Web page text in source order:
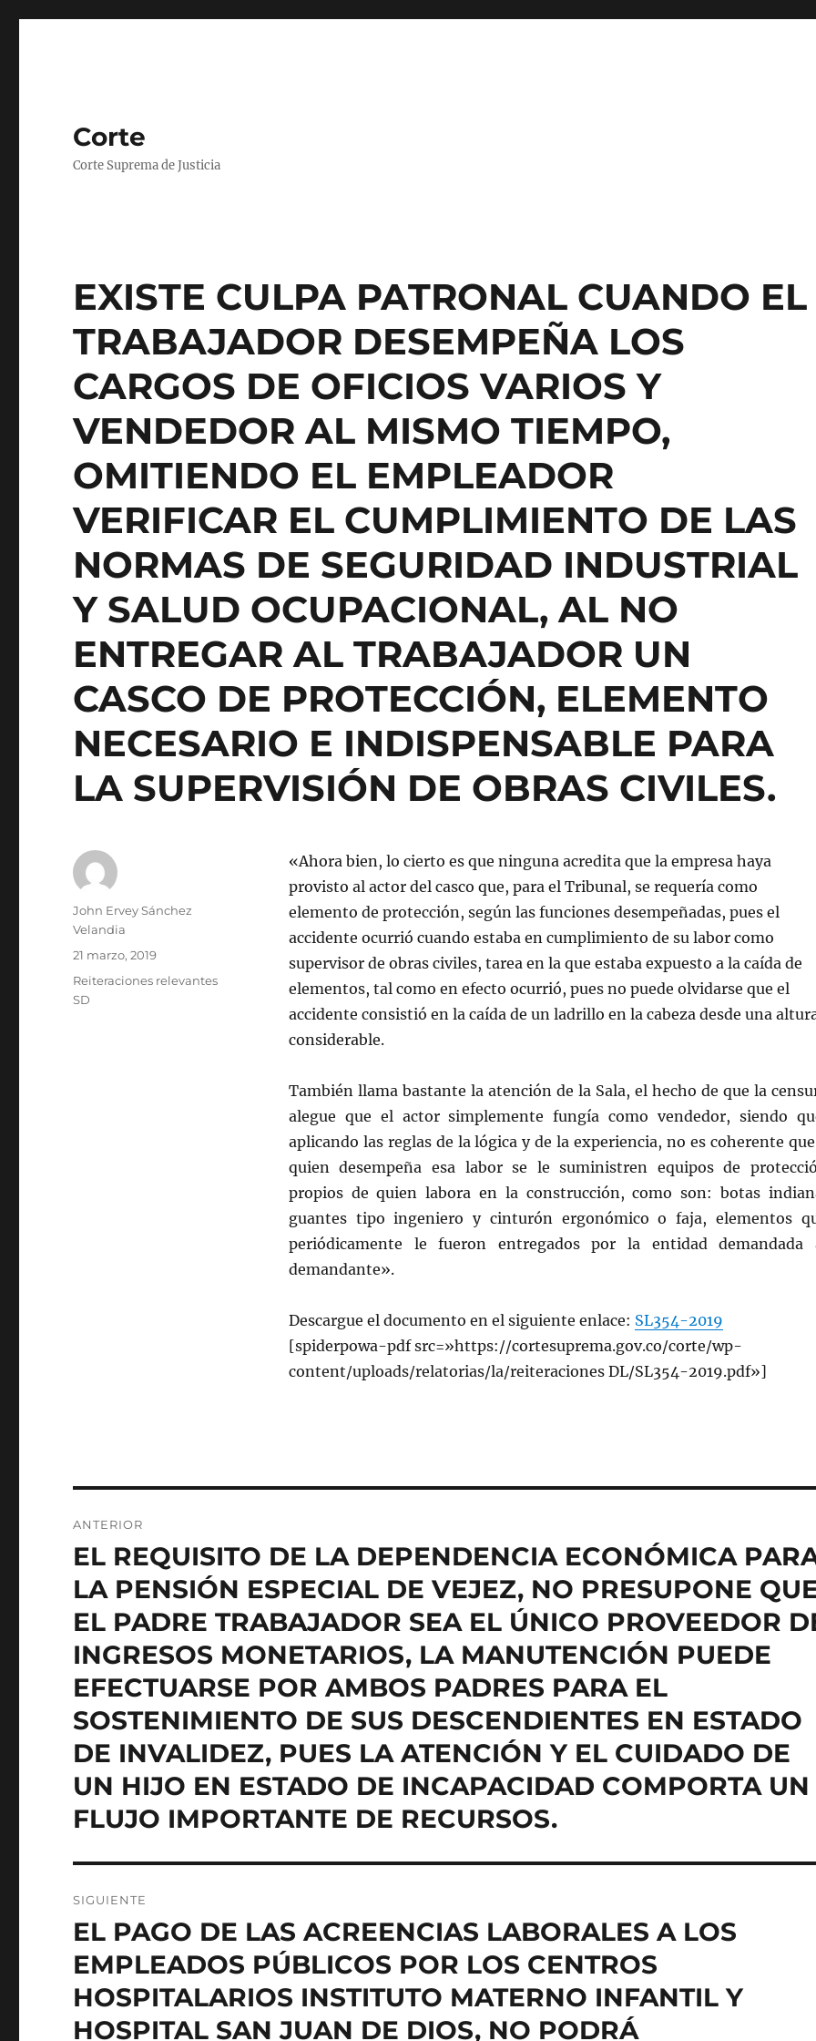
Corte
Corte Suprema de Justicia
EXISTE CULPA PATRONAL CUANDO EL
TRABAJADOR DESEMPEÑA LOS
CARGOS DE OFICIOS VARIOS Y
VENDEDOR AL MISMO TIEMPO,
OMITIENDO EL EMPLEADOR
VERIFICAR EL CUMPLIMIENTO DE LAS
NORMAS DE SEGURIDAD INDUSTRIAL
Y SALUD OCUPACIONAL, AL NO
ENTREGAR AL TRABAJADOR UN
CASCO DE PROTECCIÓN, ELEMENTO
NECESARIO E INDISPENSABLE PARA
LA SUPERVISIÓN DE OBRAS CIVILES.
«Ahora bien, lo cierto es que ninguna acredita que la empresa haya
provisto al actor del casco que, para el Tribunal, se requería como
elemento de protección, según las funciones desempeñadas, pues el
accidente ocurrió cuando estaba en cumplimiento de su labor como
supervisor de obras civiles, tarea en la que estaba expuesto a la caída de
elementos, tal como en efecto ocurrió, pues no puede olvidarse que el
accidente consistió en la caída de un ladrillo en la cabeza desde una
considerable.
También llama bastante la atención de la Sala, el hecho de que la
alegue que el actor simplemente fungía como vendedor, siendo
aplicando las reglas de la lógica y de la experiencia, no es coherente
quien desempeña esa labor se le suministren equipos de
propios de quien labora en la construcción, como son: botas
guantes tipo ingeniero y cinturón ergonómico o faja, elementos
periódicamente le fueron entregados por la entidad demandada
demandante».
Descargue el documento en el siguiente enlace: SL354-2019
[spiderpowa-pdf src=»https://cortesuprema.gov.co/corte/wp-
content/uploads/relatorias/la/reiteraciones DL/SL354-2019.pdf»]
Autor
John Ervey Sánchez
Velandia
Publicado
21 marzo, 2019
Categorías
Reiteraciones relevantes
SD
de
entradas
ANTERIOR
Entrada
anterior:
EL REQUISITO DE LA DEPENDENCIA ECONÓMICA
LA PENSIÓN ESPECIAL DE VEJEZ, NO PRESUPONE
EL PADRE TRABAJADOR SEA EL ÚNICO PROVEEDOR
INGRESOS MONETARIOS, LA MANUTENCIÓN PUEDE
EFECTUARSE POR AMBOS PADRES PARA EL
SOSTENIMIENTO DE SUS DESCENDIENTES EN ESTADO
DE INVALIDEZ, PUES LA ATENCIÓN Y EL CUIDADO DE
UN HIJO EN ESTADO DE INCAPACIDAD COMPORTA UN
FLUJO IMPORTANTE DE RECURSOS.
SIGUIENTE
Entrada
siguiente:
EL PAGO DE LAS ACREENCIAS LABORALES A LOS
EMPLEADOS PÚBLICOS POR LOS CENTROS
HOSPITALARIOS INSTITUTO MATERNO INFANTIL Y
HOSPITAL SAN JUAN DE DIOS, NO PODRÁ